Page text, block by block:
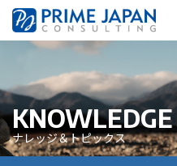
ナレッジ＆トピックス